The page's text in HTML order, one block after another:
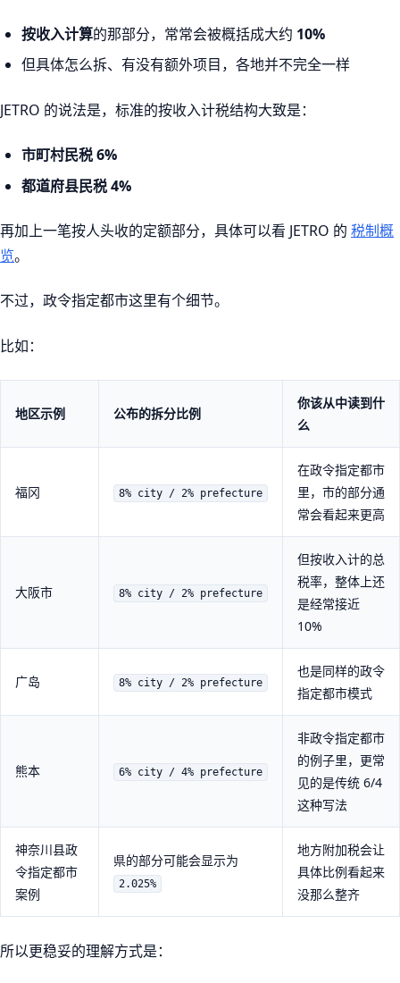
按收入计算的那部分，常常会被概括成大约 10%
但具体怎么拆、有没有额外项目，各地并不完全一样
JETRO 的说法是，标准的按收入计税结构大致是：
市町村民税 6%
都道府县民税 4%
再加上一笔按人头收的定额部分，具体可以看 JETRO 的 税制概
览。
不过，政令指定都市这里有个细节。
比如：
地区示例 公布的拆分比例
你该从中读到什
么
福冈 8% city / 2% prefecture
在政令指定都市
里，市的部分通
常会看起来更高
大阪市 8% city / 2% prefecture
但按收入计的总
税率，整体上还
是经常接近
10%
广岛 8% city / 2% prefecture
也是同样的政令
指定都市模式
熊本 6% city / 4% prefecture
非政令指定都市
的例子里，更常
见的是传统 6/4
这种写法
神奈川县政
令指定都市
案例
県的部分可能会显示为
2.025%
地方附加税会让
具体比例看起来
没那么整齐
所以更稳妥的理解方式是：